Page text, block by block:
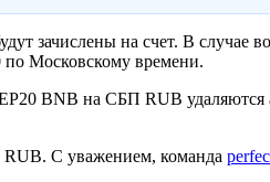
зачислены на счет. В
Московскому времени.
BNB на СБП RUB
С уважением, команда